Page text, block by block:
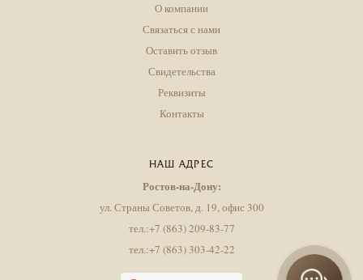
О компании
Связаться с нами
Оставить отзыв
Свидетельства
Реквизиты
Контакты
НАШ АДРЕС
Ростов-на-Дону:
ул. Страны Советов, д. 19, офис 300
тел.:+7 (863) 209-83-77
тел.:+7 (863) 303-42-22